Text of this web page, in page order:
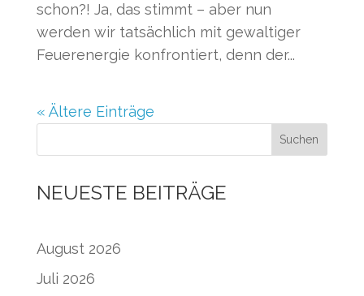
schon?! Ja, das stimmt – aber nun
werden wir tatsächlich mit gewaltiger
Feuerenergie konfrontiert, denn der...
« Ältere Einträge
Suchen
NEUESTE BEITRÄGE
August 2026
Juli 2026